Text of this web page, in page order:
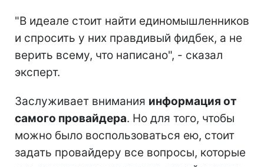
"В идеале стоит найти единомышленников
и спросить у них правдивый фидбек, а не
верить всему, что написано", - сказал
эксперт.
Заслуживает внимания информация от
самого провайдера. Но для того, чтобы
можно было воспользоваться ею, стоит
задать провайдеру все вопросы, которые